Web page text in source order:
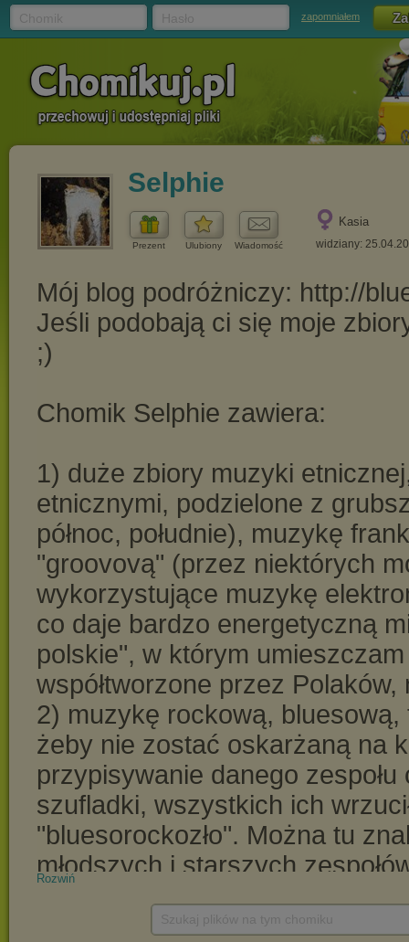
zapomniałem
Selphie
Prezent Ulubiony Wiadomość
Kasia
widziany:
Rozwiń